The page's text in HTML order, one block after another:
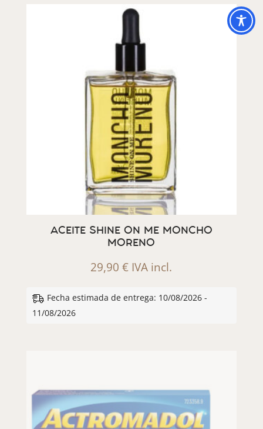
ACEITE SHINE ON ME MONCHO
MORENO
29,90€ IVA incl.
Fecha estimada de entrega: 10/08/2026 -
11/08/2026